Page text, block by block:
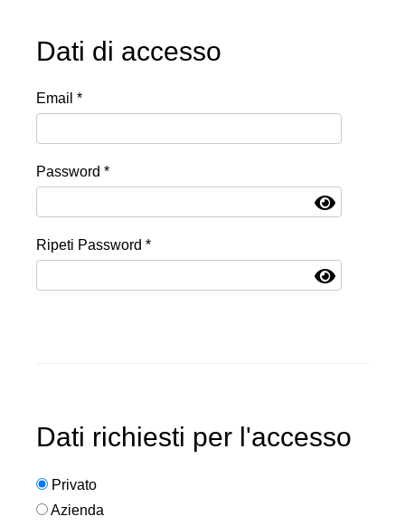
Dati di accesso
Email *
Password *
Ripeti Password *
Dati richiesti per l'accesso
Privato
Azienda